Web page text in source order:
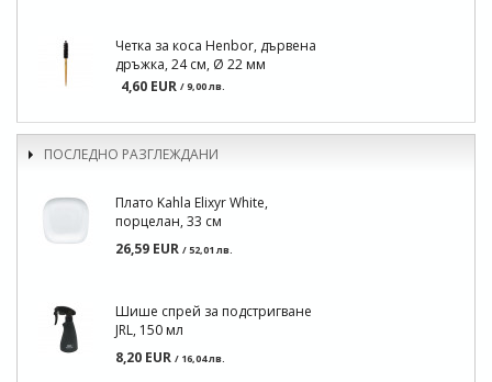
Четка за коса Henbor, дървена
дръжка, 24 см, Ø 22 мм
4,60 EUR / 9,00 лв.
ПОСЛЕДНО РАЗГЛЕЖДАНИ
Плато Kahla Elixyr White,
порцелан, 33 см
26,59 EUR / 52,01 лв.
Шише спрей за подстригване
JRL, 150 мл
8,20 EUR / 16,04 лв.